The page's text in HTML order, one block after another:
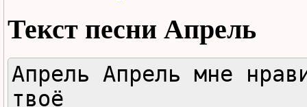
Текст песни Апрель
Апрель Апрель мне
твоё